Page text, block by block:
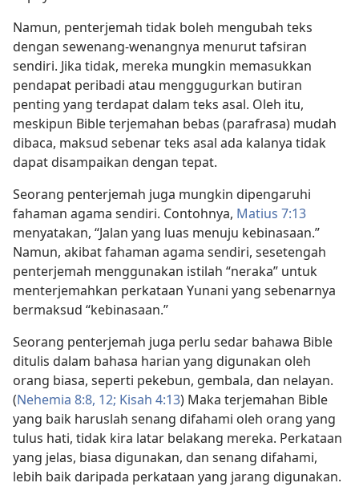
Namun, penterjemah tidak boleh mengubah teks
dengan sewenang-wenangnya menurut tafsiran
sendiri. Jika tidak, mereka mungkin memasukkan
pendapat peribadi atau menggugurkan butiran
penting yang terdapat dalam teks asal. Oleh itu,
meskipun Bible terjemahan bebas (parafrasa) mudah
dibaca, maksud sebenar teks asal ada kalanya tidak
dapat disampaikan dengan tepat.
Seorang penterjemah juga mungkin dipengaruhi
fahaman agama sendiri. Contohnya, Matius 7:13
menyatakan, “Jalan yang luas menuju kebinasaan.”
Namun, akibat fahaman agama sendiri, sesetengah
penterjemah menggunakan istilah “neraka” untuk
menterjemahkan perkataan Yunani yang sebenarnya
bermaksud “kebinasaan.”
Seorang penterjemah juga perlu sedar bahawa Bible
ditulis dalam bahasa harian yang digunakan oleh
orang biasa, seperti pekebun, gembala, dan nelayan.
(Nehemia 8:8, 12; Kisah 4:13) Maka terjemahan Bible
yang baik haruslah senang difahami oleh orang yang
tulus hati, tidak kira latar belakang mereka. Perkataan
yang jelas, biasa digunakan, dan senang difahami,
lebih baik daripada perkataan yang jarang digunakan.